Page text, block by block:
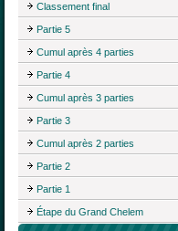
Classement final
Partie 5
Cumul après 4 parties
Partie 4
Cumul après 3 parties
Partie 3
Cumul après 2 parties
Partie 2
Partie 1
Étape du Grand Chelem